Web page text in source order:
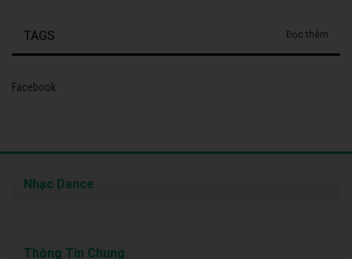
TAGS Đọc thêm
Facebook
Nhạc Dance
Thông Tin Chung